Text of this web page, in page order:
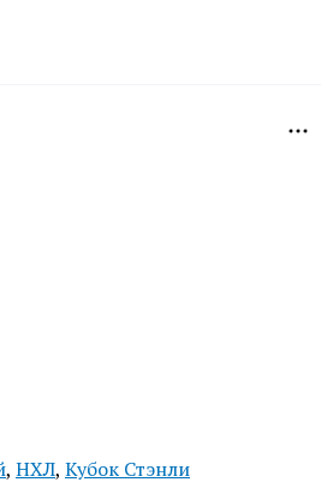
, НХЛ, Кубок Стэнли